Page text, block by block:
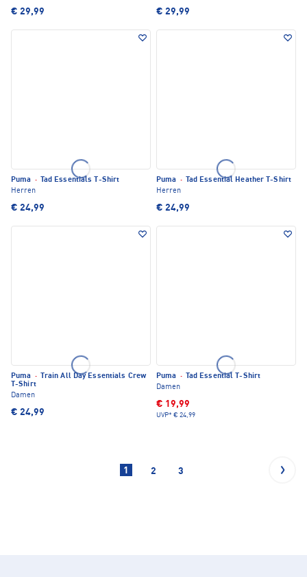
€ 29,99 € 29,99
Puma ·
Tad Essentials T-Shirt
Herren
€ 24,99
Puma ·
Tad Essential Heather T-Shirt
Herren
€ 24,99
Puma ·
Train All Day Essentials Crew
T-Shirt
Damen
€ 24,99
Puma ·
Tad Essential T-Shirt
Damen
€ 19,99
UVP* € 24,99
1 2 3